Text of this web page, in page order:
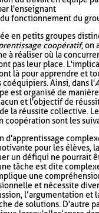
l'enseignant
fonctionnement du
en petits groupes
coopératif, on
à réaliser où la
pas leur place.
là pour apprendre et
Ainsi, dans l'
est organisé de
et l'objectif de
la réussite collective.
coopération sont les
d'apprentissage
pour les élèves,
un défi qui ne pourrait
tâche est dite
une
et nécessite
l’argumentation et
de solutions. D'autre